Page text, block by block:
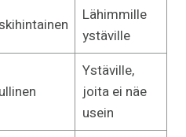
Lähimmille
ystäville
Ystäville,
joita ei näe
usein